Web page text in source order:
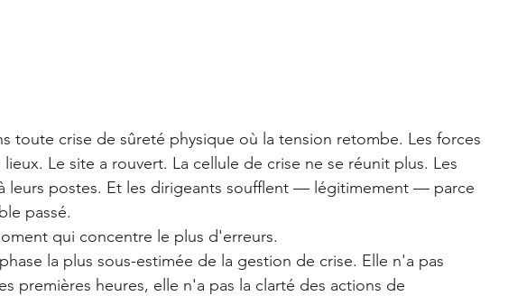
toute crise de sûreté physique où la tension retombe. Les forces
Le site a rouvert. La cellule de crise ne se réunit plus. Les
leurs postes. Et les dirigeants soufflent — légitimement — parce
passé.
qui concentre le plus d'erreurs.
la plus sous-estimée de la gestion de crise. Elle n'a pas
premières heures, elle n'a pas la clarté des actions de